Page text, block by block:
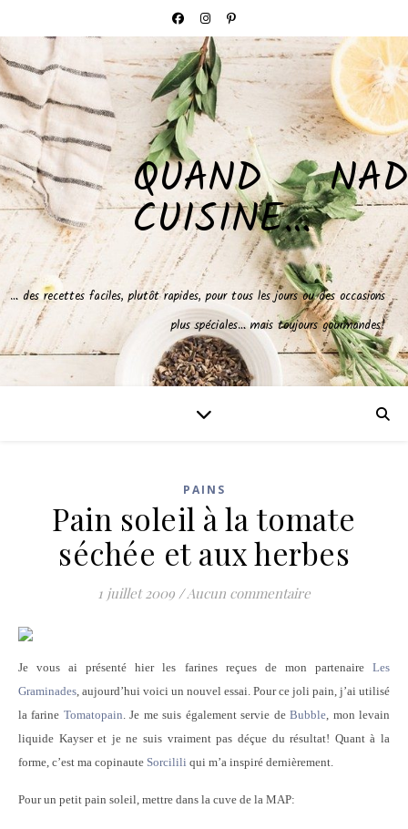
QUAND NAD
CUISINE…
… des recettes faciles, plutôt rapides, pour tous les jours ou des occasions
plus spéciales… mais toujours gourmandes!
PAINS
Pain soleil à la tomate
séchée et aux herbes
1 juillet 2009 /Aucun commentaire
Je vous ai présenté hier les farines reçues de mon partenaire Les
Graminades, aujourd’hui voici un nouvel essai. Pour ce joli pain, j’ai utilisé
la farine Tomatopain. Je me suis également servie deBubble, mon levain
liquide Kayser et je ne suis vraiment pas déçue du résultat! Quant à la
forme, c’est ma copinaute Sorcilili qui m’a inspiré dernièrement.
Pour un petit pain soleil, mettre dans la cuve de la MAP: